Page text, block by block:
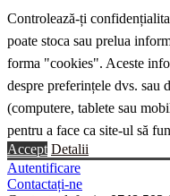
Controlează-ți
poate stoca sau prelua
forma "cookies". Aceste
despre preferințele dvs. sau
(computere, tablete sau
pentru a face ca site-ul să
Accept Detalii
Autentificare
Contactați-ne